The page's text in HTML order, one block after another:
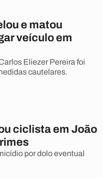
e matou
veículo em
Eliezer Pereira foi
cautelares.
ciclista em João
por dolo eventual